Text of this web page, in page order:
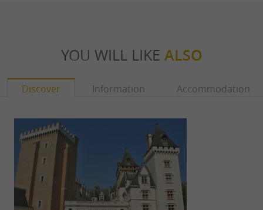
YOU WILL LIKE ALSO
Discover Information Accommodation